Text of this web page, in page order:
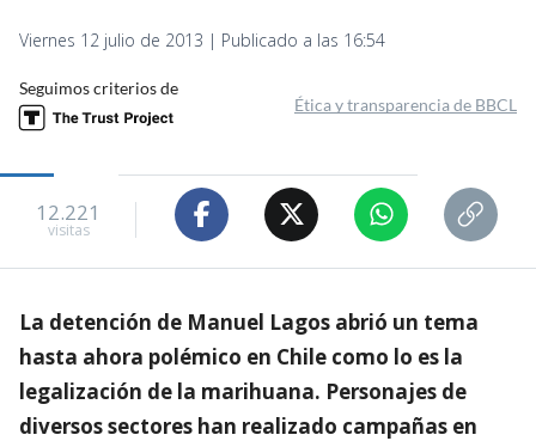
Viernes 12 julio de 2013 | Publicado a las 16:54
Seguimos criterios de
Ética y transparencia de BBCL
12.221
visitas
La detención de Manuel Lagos abrió un tema
hasta ahora polémico en Chile como lo es la
legalización de la marihuana. Personajes de
diversos sectores han realizado campañas en